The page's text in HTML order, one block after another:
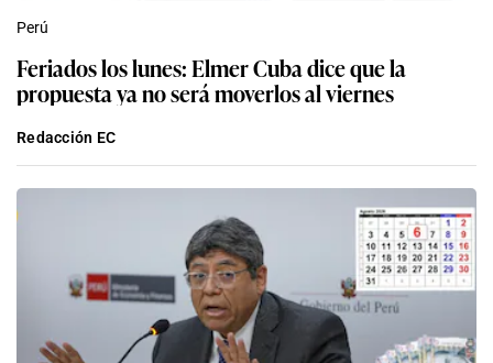
Perú
Feriados los lunes: Elmer Cuba dice que la
propuesta ya no será moverlos al viernes
Redacción EC